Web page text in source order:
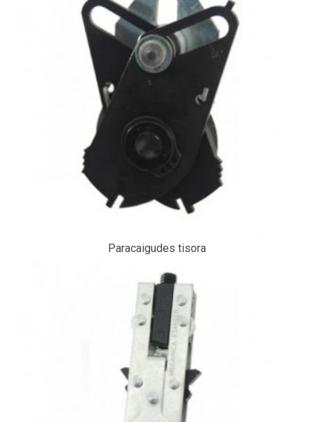
Paracaigudes tisora